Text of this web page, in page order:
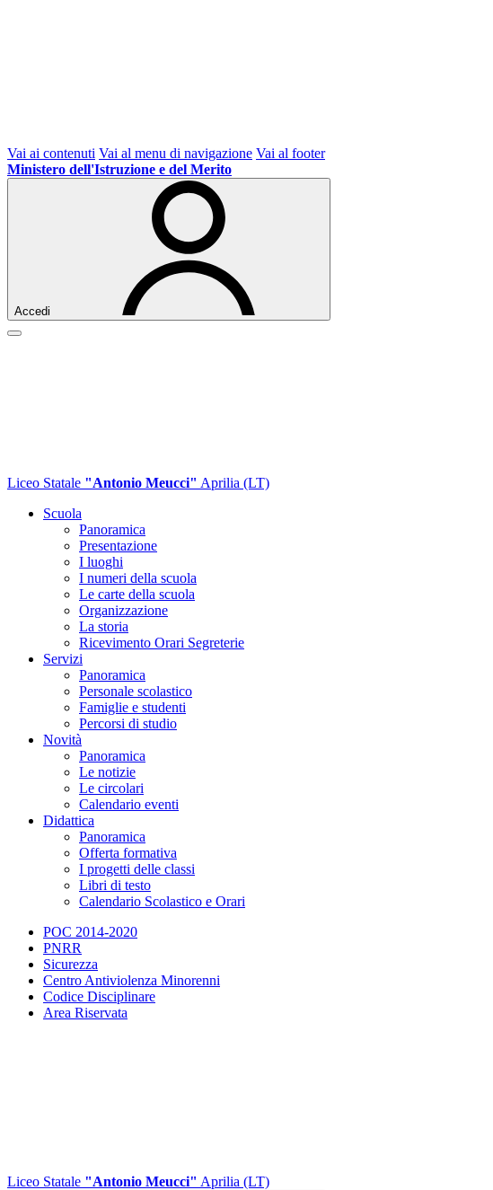
Vai ai contenuti Vai al menu di navigazione Vai al footer
Ministero dell'Istruzione e del Merito
Accedi
Liceo Statale "Antonio Meucci" Aprilia (LT)
Scuola
Panoramica
Presentazione
I luoghi
I numeri della scuola
Le carte della scuola
Organizzazione
La storia
Ricevimento Orari Segreterie
Servizi
Panoramica
Personale scolastico
Famiglie e studenti
Percorsi di studio
Novità
Panoramica
Le notizie
Le circolari
Calendario eventi
Didattica
Panoramica
Offerta formativa
I progetti delle classi
Libri di testo
Calendario Scolastico e Orari
POC 2014-2020
PNRR
Sicurezza
Centro Antiviolenza Minorenni
Codice Disciplinare
Area Riservata
Liceo Statale "Antonio Meucci" Aprilia (LT)